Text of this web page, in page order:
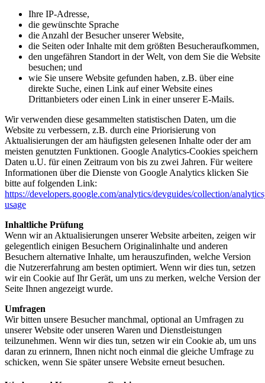
Ihre IP-Adresse,
die gewünschte Sprache
die Anzahl der Besucher unserer Website,
die Seiten oder Inhalte mit dem größten Besucheraufkommen,
den ungefähren Standort in der Welt, von dem Sie die Website
besuchen; und
wie Sie unsere Website gefunden haben, z.B. über eine
direkte Suche, einen Link auf einer Website eines
Drittanbieters oder einen Link in einer unserer E-Mails.
Wir verwenden diese gesammelten statistischen Daten, um die
Website zu verbessern, z.B. durch eine Priorisierung von
Aktualisierungen der am häufigsten gelesenen Inhalte oder der am
meisten genutzten Funktionen. Google Analytics-Cookies speichern
Daten u.U. für einen Zeitraum von bis zu zwei Jahren. Für weitere
Informationen über die Dienste von Google Analytics klicken Sie
bitte auf folgenden Link:
https://developers.google.com/analytics/devguides/collection/
usage
Inhaltliche Prüfung
Wenn wir an Aktualisierungen unserer Website arbeiten, zeigen wir
gelegentlich einigen Besuchern Originalinhalte und anderen
Besuchern alternative Inhalte, um herauszufinden, welche Version
die Nutzererfahrung am besten optimiert. Wenn wir dies tun, setzen
wir ein Cookie auf Ihr Gerät, um uns zu merken, welche Version der
Seite Ihnen angezeigt wurde.
Umfragen
Wir bitten unsere Besucher manchmal, optional an Umfragen zu
unserer Website oder unseren Waren und Dienstleistungen
teilzunehmen. Wenn wir dies tun, setzen wir ein Cookie ab, um uns
daran zu erinnern, Ihnen nicht noch einmal die gleiche Umfrage zu
schicken, wenn Sie später unsere Website erneut besuchen.